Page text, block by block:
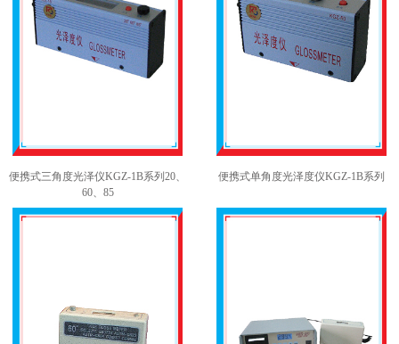
便携式三角度光泽仪KGZ-1B系列20、
60、85
便携式单角度光泽度仪KGZ-1B系列